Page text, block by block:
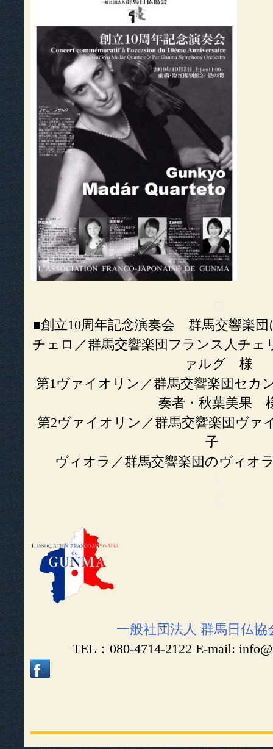
■創立10周年記念演奏会 群馬交響楽団
チェロ／群馬交響楽団フランス人チェ
ァルグ 様
第1ヴァイオリン／群馬交響楽団セカ
奏者・秋葉美果
第2ヴァイオリン／群馬交響楽団ヴァ
子
ヴィオラ／群馬交響楽団のヴィオ
一般社団法人 群馬日仏協
TEL：080-4714-2122 E-mail: